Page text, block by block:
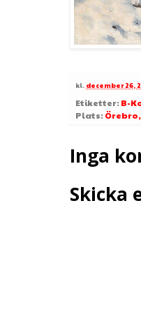
kl. december 26,
Etiketter: B-
Plats:
Inga
Skicka